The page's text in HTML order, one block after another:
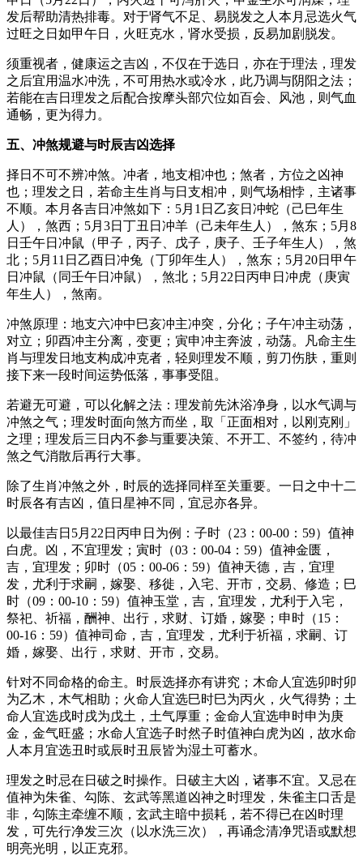
发后帮助清热排毒。对于肾气不足、易脱发之人本月忌选火气
过旺之日如甲午日，火旺克水，肾水受损，反易加剧脱发。
须重视者，健康运之吉凶，不仅在于选日，亦在于理法，理发
之后宜用温水冲洗，不可用热水或冷水，此乃调与阴阳之法；
若能在吉日理发之后配合按摩头部穴位如百会、风池，则气血
通畅，更为得力。
五、冲煞规避与时辰吉凶选择
择日不可不辨冲煞。冲者，地支相冲也；煞者，方位之凶神
也；理发之日，若命主生肖与日支相冲，则气场相悖，主诸事
不顺。本月各吉日冲煞如下：5月1日乙亥日冲蛇（己巳年生
人），煞西；5月3日丁丑日冲羊（己未年生人），煞东；5月8
日壬午日冲鼠（甲子，丙子、戊子，庚子、壬子年生人），煞
北；5月11日乙酉日冲兔（丁卯年生人），煞东；5月20日甲午
日冲鼠（同壬午日冲鼠），煞北；5月22日丙申日冲虎（庚寅
年生人），煞南。
冲煞原理：地支六冲中巳亥冲主冲突，分化；子午冲主动荡，
对立；卯酉冲主分离，变更；寅申冲主奔波，动荡。凡命主生
肖与理发日地支构成冲克者，轻则理发不顺，剪刀伤肤，重则
接下来一段时间运势低落，事事受阻。
若避无可避，可以化解之法：理发前先沐浴净身，以水气调与
冲煞之气；理发时面向煞方而坐，取「正面相对，以刚克刚」
之理；理发后三日内不参与重要决策、不开工、不签约，待冲
煞之气消散后再行大事。
除了生肖冲煞之外，时辰的选择同样至关重要。一日之中十二
时辰各有吉凶，值日星神不同，宜忌亦各异。
以最佳吉日5月22日丙申日为例：子时（23：00-00：59）值神
白虎。凶，不宜理发；寅时（03：00-04：59）值神金匮，
吉，宜理发；卯时（05：00-06：59）值神天德，吉，宜理
发，尤利于求嗣，嫁娶、移徙，入宅、开市，交易、修造；巳
时（09：00-10：59）值神玉堂，吉，宜理发，尤利于入宅，
祭祀、祈福，酬神、出行，求财、订婚，嫁娶；申时（15：
00-16：59）值神司命，吉，宜理发，尤利于祈福，求嗣、订
婚，嫁娶、出行，求财、开市，交易。
针对不同命格的命主。时辰选择亦有讲究；木命人宜选卯时卯
为乙木，木气相助；火命人宜选巳时巳为丙火，火气得势；土
命人宜选戌时戌为戊土，土气厚重；金命人宜选申时申为庚
金，金气旺盛；水命人宜选子时然子时值神白虎为凶，故水命
人本月宜选丑时或辰时丑辰皆为湿土可蓄水。
理发之时忌在日破之时操作。日破主大凶，诸事不宜。又忌在
值神为朱雀、勾陈、玄武等黑道凶神之时理发，朱雀主口舌是
非，勾陈主牵缠不顺，玄武主暗中损耗，若不得已在凶时理
发，可先行净发三次（以水洗三次），再诵念清净咒语或默想
明亮光明，以正克邪。